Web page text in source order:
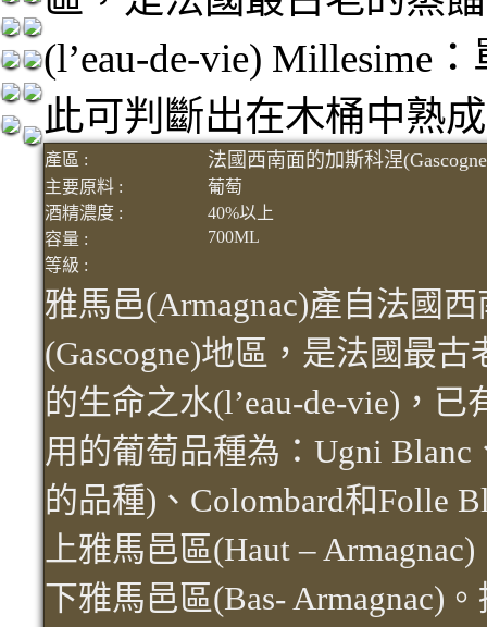
(l’eau-de-vie) Millesime
此可判斷出在木桶中熟
產區 : 法國西南面的加斯科涅
主要原料 :
葡萄
酒精濃度 :
40%以上
容量 :
700ML
等級 :
雅馬邑(Armagnac)產自法國
(Gascogne)地區，是法國最
的生命之水(l’eau-de-vie)，
用的葡萄品種為：Ugni Blanc
的品種)、Colombard和Folle
上雅馬邑區(Haut –
下雅馬邑區(Bas- Armagnac)